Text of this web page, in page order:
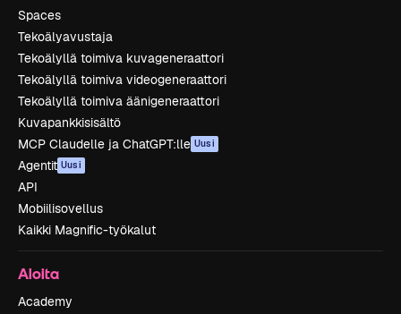
Spaces
Tekoälyavustaja
Tekoälyllä toimiva kuvageneraattori
Tekoälyllä toimiva videogeneraattori
Tekoälyllä toimiva äänigeneraattori
Kuvapankkisisältö
MCP Claudelle ja ChatGPT:lle Uusi
Agentit Uusi
API
Mobiilisovellus
Kaikki Magnific-työkalut
Aloita
Academy